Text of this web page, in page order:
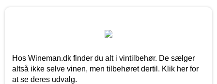
Hos Wineman.dk finder du alt i vintilbehør. De sælger
altså ikke selve vinen, men tilbehøret dertil. Klik her for
at se deres udvalg.